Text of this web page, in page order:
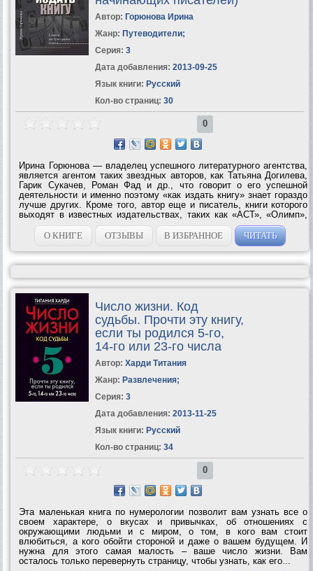
Автор: Горюнова Ирина
Жанр: Путеводители;
Серия: 3
Дата добавления: 2013-09-25
Язык книги: Русский
Кол-во страниц: 30
0
Ирина Горюнова — владелец успешного литературного агентства,
является агентом таких звездных авторов, как Татьяна Догилева,
Гарик Сукачев, Роман Фад и др., что говорит о его успешной
деятельности и именно поэтому «как издать книгу» знает гораздо
лучше других. Кроме того, автор еще и писатель, книги которого
выходят в известных издательствах, таких как «АСТ», «Олимп»,
«ЭКСМО», «Время». В книге дана исчерпывающая информация по
самым...О КНИГЕ ОТЗЫВЫ В ИЗБРАННОЕ ЧИТАТЬ
Число жизни. Код
судьбы. Прочти эту книгу,
если ты родился 5-го,
14-го или 23-го числа
Автор: Харди Титания
Жанр: Развлечения;
Серия: 3
Дата добавления: 2013-11-25
Язык книги: Русский
Кол-во страниц: 34
0
Эта маленькая книга по нумерологии позволит вам узнать все о
своем характере, о вкусах и привычках, об отношениях с
окружающими людьми и с миром, о том, в кого вам стоит
влюбиться, а кого обойти стороной и даже о вашем будущем. И
нужна для этого самая малость – ваше число жизни. Вам
осталось только перевернуть страницу, чтобы узнать, как его...